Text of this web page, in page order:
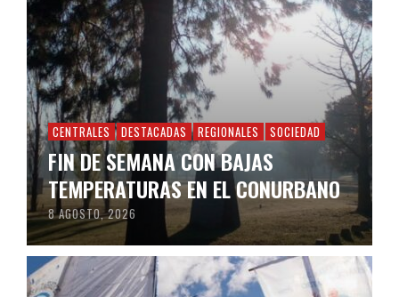
CENTRALES DESTACADAS REGIONALES SOCIEDAD
FIN DE SEMANA CON BAJAS
TEMPERATURAS EN EL CONURBANO
8 AGOSTO, 2026